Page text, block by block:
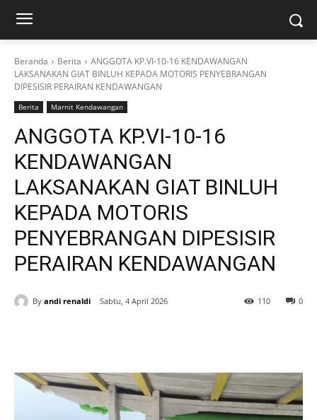
Beranda Berita
ANGGOTA KP.VI-10-16 KENDAWANGAN
LAKSANAKAN GIAT BINLUH KEPADA MOTORIS PENYEBRANGAN
DIPESISIR PERAIRAN KENDAWANGAN
Berita Marnit Kendawangan
ANGGOTA KP.VI-10-16
KENDAWANGAN
LAKSANAKAN GIAT BINLUH
KEPADA MOTORIS
PENYEBRANGAN DIPESISIR
PERAIRAN KENDAWANGAN
By andi renaldi Sabtu, 4 April 2026 0
110